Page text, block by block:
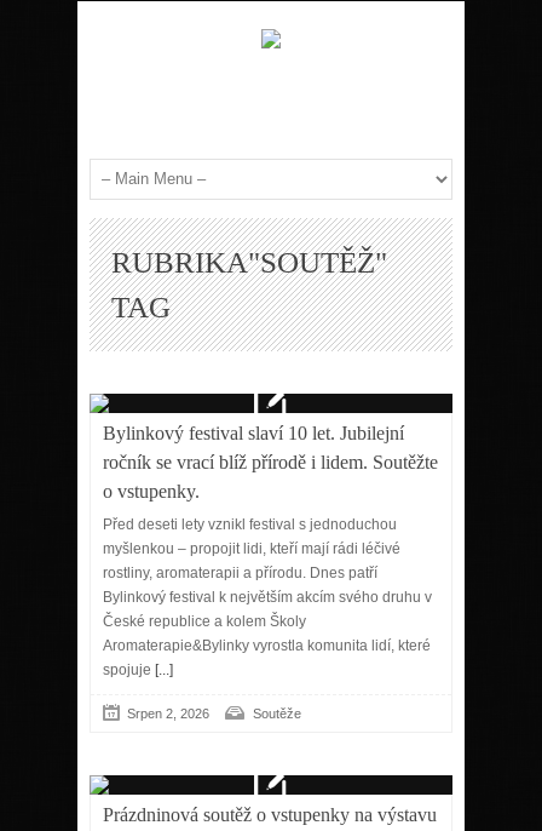
RUBRIKA"SOUTĚŽ"
TAG
Bylinkový festival slaví 10 let. Jubilejní
ročník se vrací blíž přírodě i lidem. Soutěžte
o vstupenky.
Před deseti lety vznikl festival s jednoduchou
myšlenkou – propojit lidi, kteří mají rádi léčivé
rostliny, aromaterapii a přírodu. Dnes patří
Bylinkový festival k největším akcím svého druhu v
České republice a kolem Školy
Aromaterapie&Bylinky vyrostla komunita lidí, které
spojuje [...]
Srpen 2, 2026 Soutěže
Prázdninová soutěž o vstupenky na výstavu